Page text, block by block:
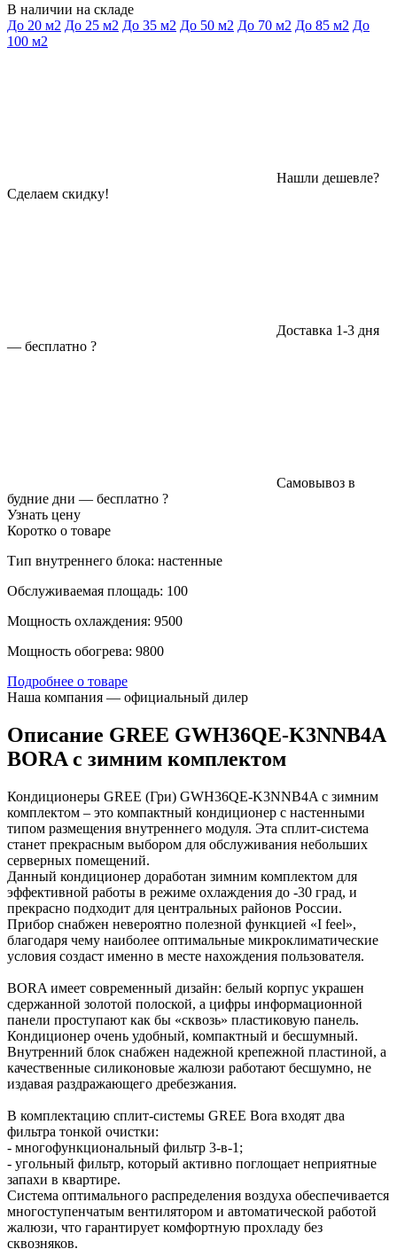
В наличии на складе
До 20 м2 До 25 м2 До 35 м2 До 50 м2 До 70 м2 До 85 м2 До
100 м2
Нашли дешевле?
Сделаем скидку!
Доставка 1-3 дня
— бесплатно ?
Самовывоз в
будние дни — бесплатно ?
Узнать цену
Коротко о товаре
Тип внутреннего блока: настенные
Обслуживаемая площадь: 100
Мощность охлаждения: 9500
Мощность обогрева: 9800
Подробнее о товаре
Наша компания — официальный дилер
Описание GREE GWH36QE-K3NNB4A
BORA c зимним комплектом
Кондиционеры GREE (Гри) GWH36QE-K3NNB4A с зимним
комплектом – это компактный кондиционер с настенными
типом размещения внутреннего модуля. Эта сплит-система
станет прекрасным выбором для обслуживания небольших
серверных помещений.
Данный кондиционер доработан зимним комплектом для
эффективной работы в режиме охлаждения до -30 град, и
прекрасно подходит для центральных районов России.
Прибор снабжен невероятно полезной функцией «I feel»,
благодаря чему наиболее оптимальные микроклиматические
условия создаст именно в месте нахождения пользователя.
BORA имеет современный дизайн: белый корпус украшен
сдержанной золотой полоской, а цифры информационной
панели проступают как бы «сквозь» пластиковую панель.
Кондиционер очень удобный, компактный и бесшумный.
Внутренний блок снабжен надежной крепежной пластиной, а
качественные силиконовые жалюзи работают бесшумно, не
издавая раздражающего дребезжания.
В комплектацию сплит-системы GREE Bora входят два
фильтра тонкой очистки:
- многофункциональный фильтр 3-в-1;
- угольный фильтр, который активно поглощает неприятные
запахи в квартире.
Система оптимального распределения воздуха обеспечивается
многоступенчатым вентилятором и автоматической работой
жалюзи, что гарантирует комфортную прохладу без
сквозняков.